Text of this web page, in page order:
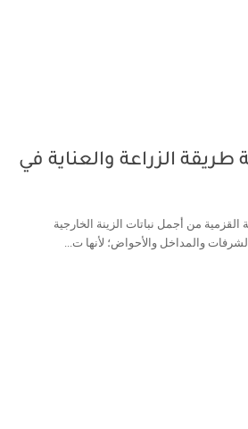
طريقة الزراعة والعناية في
القزمية من أجمل نباتات الزينة الخارجية
والمداخل والأحواض؛ لأنها ت...